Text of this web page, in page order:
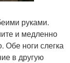
руками.
и медленно
Обе ноги слегка
в другую